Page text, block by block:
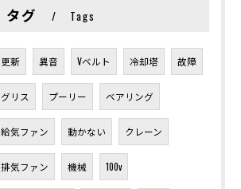
タグ Tags
更新 異音 Vベルト 冷却塔 故障
グリス プーリー ベアリング
給気ファン 動かない クレーン
排気ファン 機械 100v